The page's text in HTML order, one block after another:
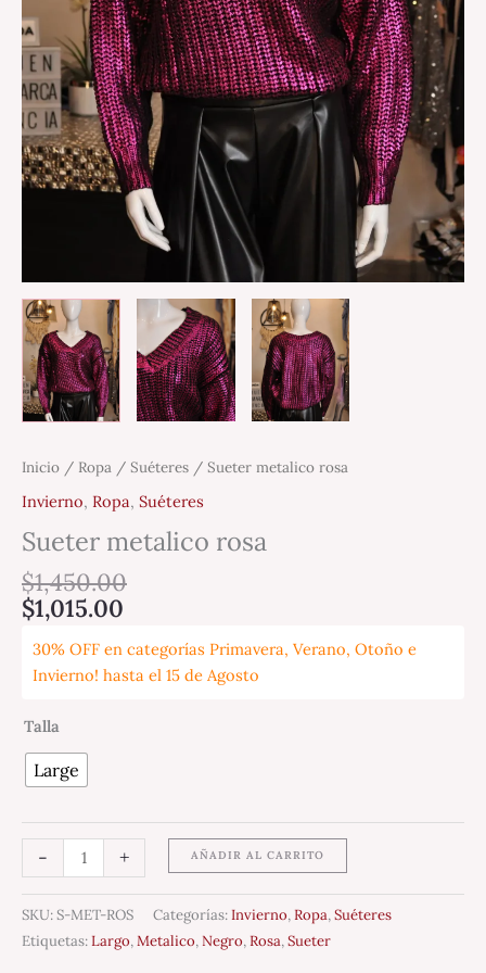
Inicio / Ropa / Suéteres / Sueter metalico rosa
Invierno, Ropa, Suéteres
Sueter metalico rosa
$1,450.00
$1,015.00
30% OFF en categorías Primavera, Verano, Otoño e
Invierno! hasta el 15 de Agosto
Talla
Large
- + AÑADIR AL CARRITO
SKU:S-MET-ROS Categorías:Invierno,Ropa,Suéteres
Etiquetas:Largo,Metalico,Negro,Rosa,Sueter